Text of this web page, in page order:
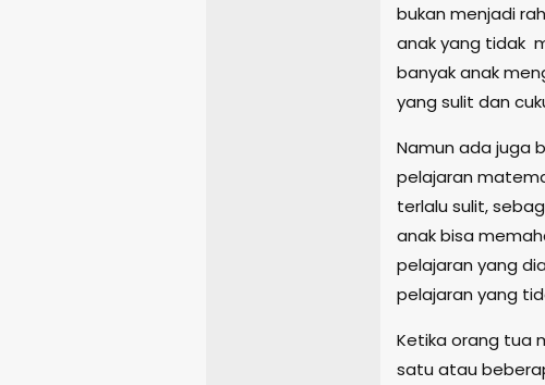
bukan menjadi
anak yang tidak
banyak anak
yang sulit dan
Namun ada juga
pelajaran
terlalu sulit,
anak bisa
pelajaran yang
pelajaran yang
Ketika orang tua
satu atau